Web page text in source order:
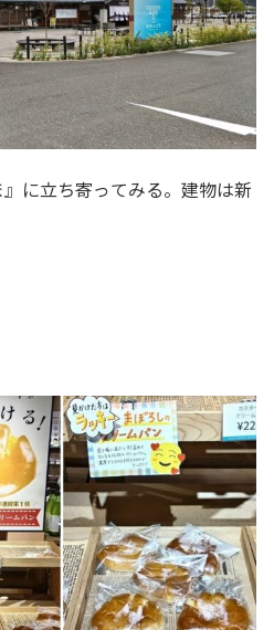
に立ち寄ってみる。建物は新